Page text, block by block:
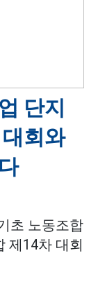
단지
회와
초 노동조합
제14차 대회